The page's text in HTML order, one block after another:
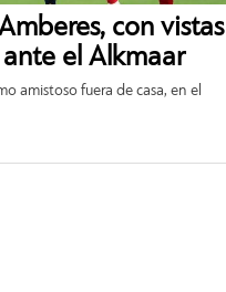
con vistas
el Alkmaar
amistoso fuera de casa, en el